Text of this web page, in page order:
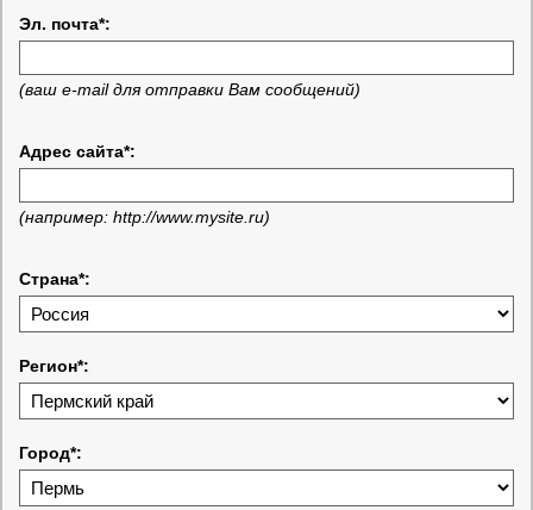
Эл. почта*:
(ваш e-mail для отправки Вам сообщений)
Адрес сайта*:
(например: http://www.mysite.ru)
Страна*:
Регион*:
Город*: